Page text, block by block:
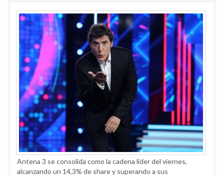
Antena 3 se consolida como la cadena líder del viernes,
alcanzando un 14,3% de share y superando a sus